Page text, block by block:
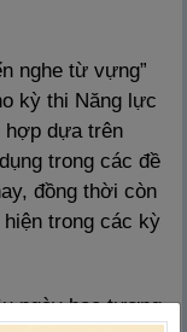
nghe từ vựng”
kỳ thi Năng lực
hợp dựa trên
trong các đề
đồng thời còn
trong các kỳ
ngày học tương